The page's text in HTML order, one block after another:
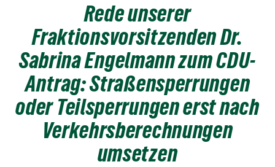
Rede unserer
Fraktionsvorsitzenden Dr.
Sabrina Engelmann zum CDU-
Antrag: Straßensperrungen
oder Teilsperrungen erst nach
Verkehrsberechnungen
umsetzen